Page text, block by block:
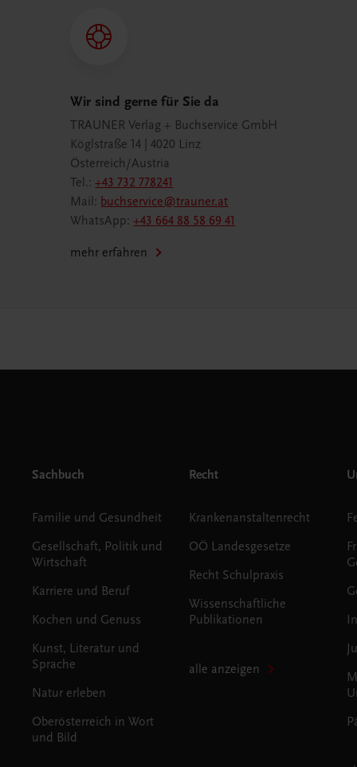
Wir sind gerne für Sie da
TRAUNER Verlag + Buchservice GmbH
Köglstraße 14 | 4020 Linz
Österreich/Austria
Tel.:+43 732 778241
Mail: buchservice@trauner.at
WhatsApp:+43 664 88 58 69 41
mehr erfahren
Sachbuch
Familie und Gesundheit
Gesellschaft, Politik und
Wirtschaft
Karriere und Beruf
Kochen und Genuss
Kunst, Literatur und
Sprache
Natur erleben
Oberösterreich in Wort
und Bild
Recht
Krankenanstaltenrecht
OÖ Landesgesetze
Recht Schulpraxis
Wissenschaftliche
Publikationen
alle anzeigen